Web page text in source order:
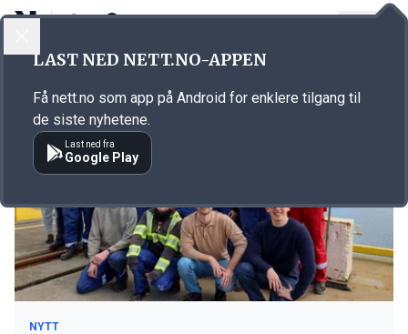
Emne: MMC First Process
NYTT
LAST NED NETT.NO-APPEN
Få nett.no som app på Android for enklere tilgang til
de siste nyhetene.
Last ned fra
Google Play